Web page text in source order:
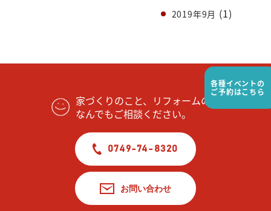
各種イベントの
ご予約はこちら
2019年9月 (1)
家づくりのこと、リフォームの事
なんでもご相談ください。
0749-74-8320
お問い合わせ